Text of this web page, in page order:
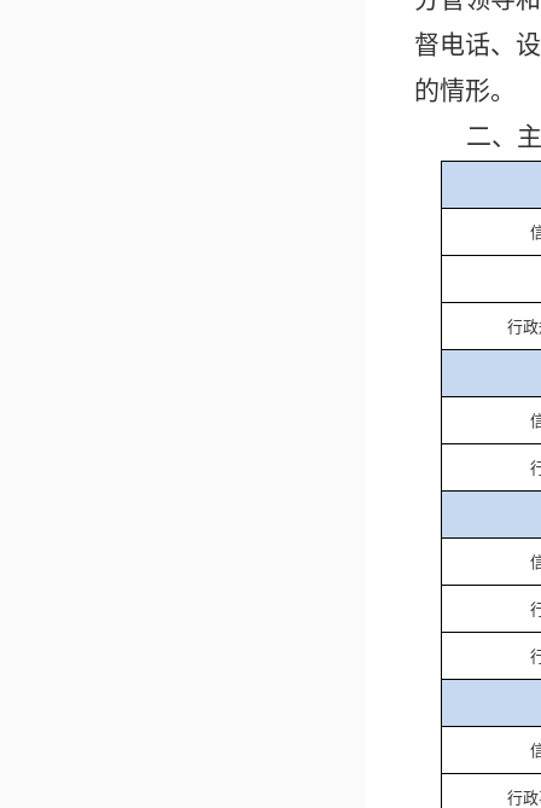
督电话、
的情形。
二、
行
行